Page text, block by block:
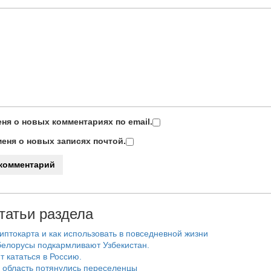
о новых комментариях по email.
о новых записях почтой.
раздела
и как использовать в повседневной жизни
подкармливают Узбекистан.
кататься в Россию.
потянулись переселенцы